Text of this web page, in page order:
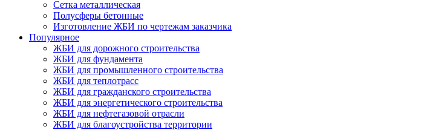
Сетка металлическая
Полусферы бетонные
Изготовление ЖБИ по чертежам заказчика
Популярное
ЖБИ для дорожного строительства
ЖБИ для фундамента
ЖБИ для промышленного строительства
ЖБИ для теплотрасс
ЖБИ для гражданского строительства
ЖБИ для энергетического строительства
ЖБИ для нефтегазовой отрасли
ЖБИ для благоустройства территории